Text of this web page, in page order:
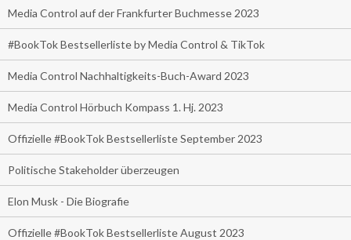
Media Control auf der Frankfurter Buchmesse 2023
#BookTok Bestsellerliste by Media Control & TikTok
Media Control Nachhaltigkeits-Buch-Award 2023
Media Control Hörbuch Kompass 1. Hj. 2023
Offizielle #BookTok Bestsellerliste September 2023
Politische Stakeholder überzeugen
Elon Musk - Die Biografie
Offizielle #BookTok Bestsellerliste August 2023